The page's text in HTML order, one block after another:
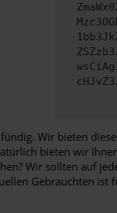
Wir bieten
bieten wir
Wir sollten auf
Gebrauchten